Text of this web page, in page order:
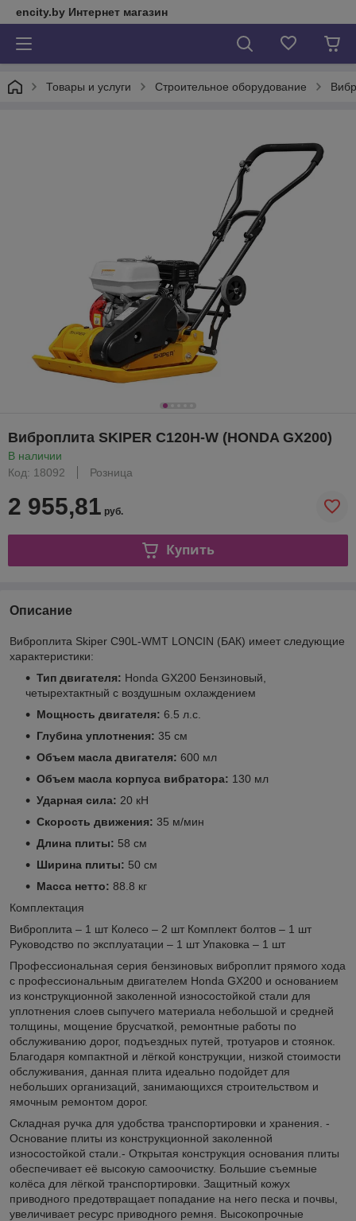
encity.by Интернет магазин
Товары и услуги Строительное оборудование
Виброплита SKIPER C120H-W (HONDA GX200)
В наличии
Код: 18092
Розница
2 955,81 руб.
Купить
Описание
Виброплита Skiper C90L-WMT LONCIN (БАК) имеет следующие
характеристики:
Тип двигателя: Honda GX200 Бензиновый,
четырехтактный с воздушным охлаждением
Мощность двигателя: 6.5 л.с.
Глубина уплотнения: 35 см
Объем масла двигателя: 600 мл
Объем масла корпуса вибратора: 130 мл
Ударная сила: 20 кН
Скорость движения: 35 м/мин
Длина плиты: 58 см
Ширина плиты: 50 см
Масса нетто: 88.8 кг
Комплектация
Виброплита – 1 шт Колесо – 2 шт Комплект болтов – 1 шт
Руководство по эксплуатации – 1 шт Упаковка – 1 шт
Профессиональная серия бензиновых виброплит прямого хода
с профессиональным двигателем Honda GX200 и основанием
из конструкционной заколенной износостойкой стали для
уплотнения слоев сыпучего материала небольшой и средней
толщины, мощение брусчаткой, ремонтные работы по
обслуживанию дорог, подъездных путей, тротуаров и стоянок.
Благодаря компактной и лёгкой конструкции, низкой стоимости
обслуживания, данная плита идеально подойдет для
небольших организаций, занимающихся строительством и
ямочным ремонтом дорог.
Складная ручка для удобства транспортировки и хранения. -
Основание плиты из конструкционной заколенной
износостойкой стали.- Открытая конструкция основания плиты
обеспечивает её высокую самоочистку. Большие съемные
колёса для лёгкой транспортировки. Защитный кожух
приводного предотвращает попадание на него песка и почвы,
увеличивает ресурс приводного ремня. Высокопрочные